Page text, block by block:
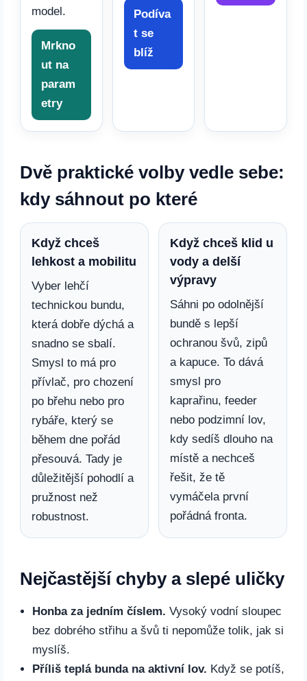
model.
Mrkno
ut na
param
etry
Podíva
t se
blíž
Dvě praktické volby vedle sebe:
kdy sáhnout po které
Když chceš
lehkost a mobilitu
Vyber lehčí
technickou bundu,
která dobře dýchá a
snadno se sbalí.
Smysl to má pro
přívlač, pro chození
po břehu nebo pro
rybáře, který se
během dne pořád
přesouvá. Tady je
důležitější pohodlí a
pružnost než
robustnost.
Když chceš klid u
vody a delší
výpravy
Sáhni po odolnější
bundě s lepší
ochranou švů, zipů
a kapuce. To dává
smysl pro
kaprařinu, feeder
nebo podzimní lov,
kdy sedíš dlouho na
místě a nechceš
řešit, že tě
vymáčela první
pořádná fronta.
Nejčastější chyby a slepé uličky
Honba za jedním číslem. Vysoký vodní sloupec
bez dobrého střihu a švů ti nepomůže tolik, jak si
myslíš.
Příliš teplá bunda na aktivní lov. Když se potíš,